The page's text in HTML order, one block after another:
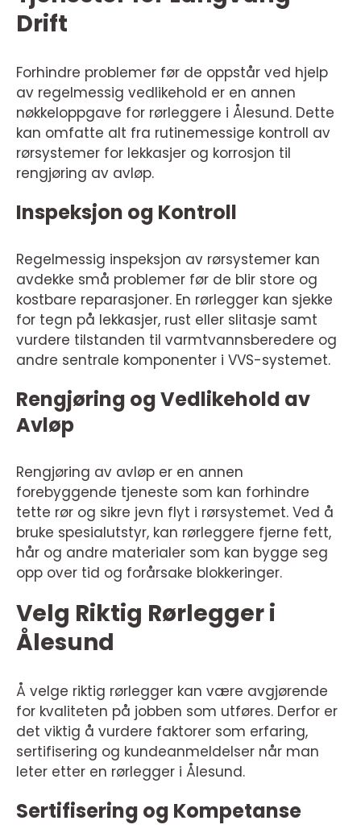
Drift
Forhindre problemer før de oppstår ved hjelp
av regelmessig vedlikehold er en annen
nøkkeloppgave for rørleggere i Ålesund. Dette
kan omfatte alt fra rutinemessige kontroll av
rørsystemer for lekkasjer og korrosjon til
rengjøring av avløp.
Inspeksjon og Kontroll
Regelmessig inspeksjon av rørsystemer kan
avdekke små problemer før de blir store og
kostbare reparasjoner. En rørlegger kan sjekke
for tegn på lekkasjer, rust eller slitasje samt
vurdere tilstanden til varmtvannsberedere og
andre sentrale komponenter i VVS-systemet.
Rengjøring og Vedlikehold av
Avløp
Rengjøring av avløp er en annen
forebyggende tjeneste som kan forhindre
tette rør og sikre jevn flyt i rørsystemet. Ved å
bruke spesialutstyr, kan rørleggere fjerne fett,
hår og andre materialer som kan bygge seg
opp over tid og forårsake blokkeringer.
Velg Riktig Rørlegger i
Ålesund
Å velge riktig rørlegger kan være avgjørende
for kvaliteten på jobben som utføres. Derfor er
det viktig å vurdere faktorer som erfaring,
sertifisering og kundeanmeldelser når man
leter etter en rørlegger i Ålesund.
Sertifisering og Kompetanse